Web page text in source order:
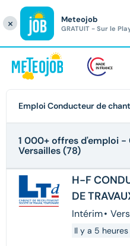
Emploi Conducteur de
1 000+ offres d'emploi -
Versailles (78)
H-F
DE
Intérim•
Il y a 5 heures
×Fermer Meteojob
GRATUIT - Sur le